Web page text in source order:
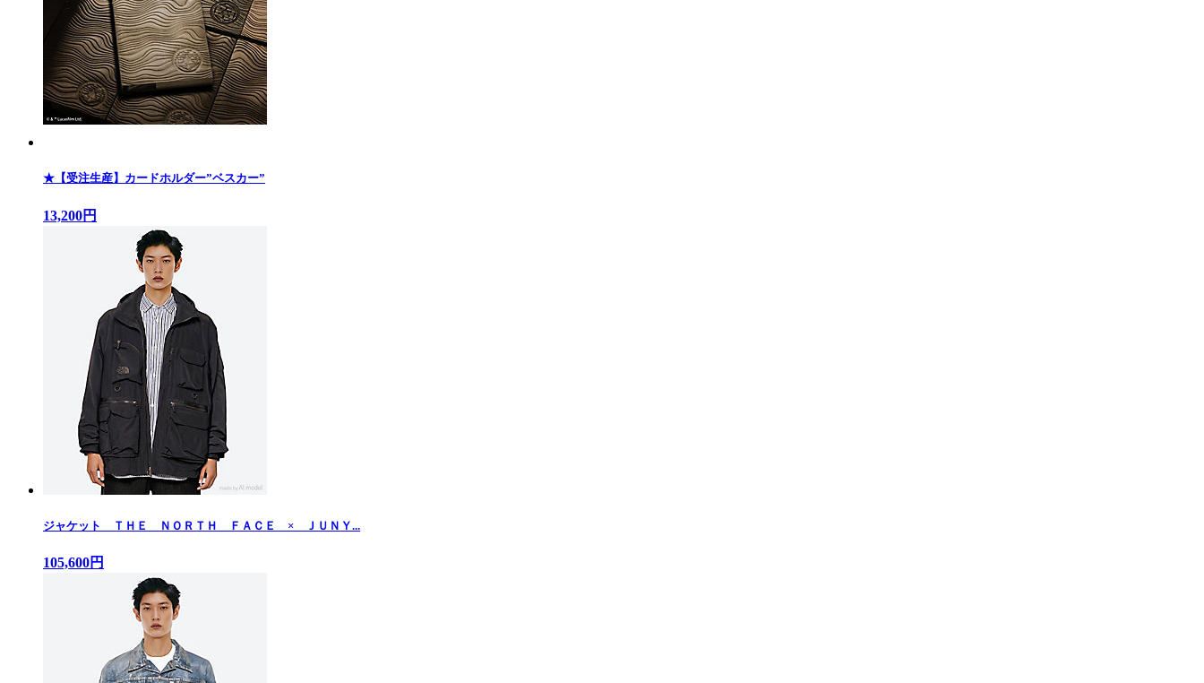
★【受注生産】カードホルダー”ベスカー”
13,200円
ジャケット ＴＨＥ ＮＯＲＴＨ ＦＡＣＥ × ＪＵＮＹ...
105,600円